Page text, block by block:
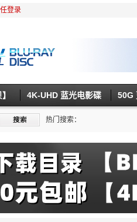
登录
4K-UHD 蓝光电影碟 50G
热门搜索：